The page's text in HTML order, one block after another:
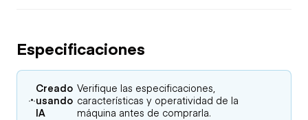
Especificaciones
Creado
usando
IA
Verifique las especificaciones,
características y operatividad de la
máquina antes de comprarla.